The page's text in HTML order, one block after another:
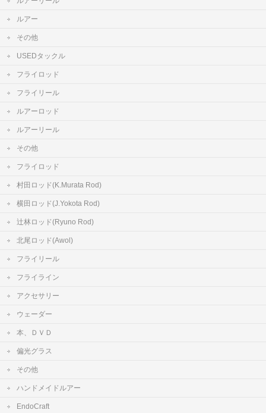
ルアー
その他
USEDタックル
フライロッド
フライリール
ルアーロッド
ルアーリール
その他
フライロッド
村田ロッド(K.Murata Rod)
横田ロッド(J.Yokota Rod)
辻林ロッド(Ryuno Rod)
北尾ロッド(Awol)
フライリール
フライライン
アクセサリー
ウェーダー
本、ＤＶＤ
偏光グラス
その他
ハンドメイドルアー
EndoCraft